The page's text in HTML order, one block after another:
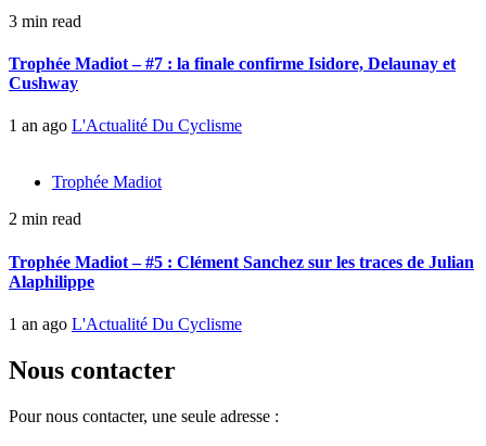
3 min read
Trophée Madiot – #7 : la finale confirme Isidore, Delaunay et
Cushway
1 an ago L'Actualité Du Cyclisme
Trophée Madiot
2 min read
Trophée Madiot – #5 : Clément Sanchez sur les traces de Julian
Alaphilippe
1 an ago L'Actualité Du Cyclisme
Nous contacter
Pour nous contacter, une seule adresse :